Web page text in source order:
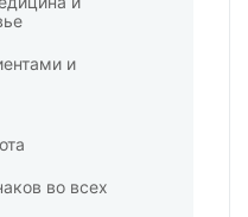
и
во всех